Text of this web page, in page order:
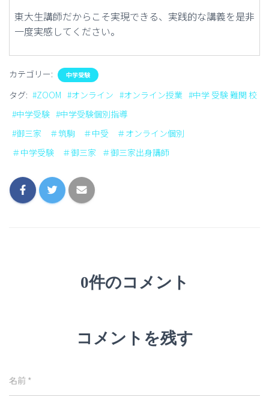
東大生講師だからこそ実現できる、実践的な講義を是非
一度実感してください。
カテゴリー: 中学受験
タグ: #ZOOM #オンライン #オンライン授業 #中学 受験 難関 校
#中学受験 #中学受験個別指導
#御三家 ＃筑駒 ＃中受 ＃オンライン個別
＃中学受験 ＃御三家
＃御三家出身講師
0件のコメント
コメントを残す
名前 *